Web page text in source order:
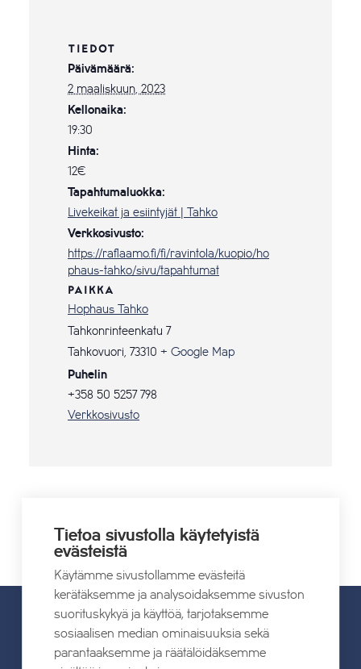
TIEDOT
Päivämäärä:
2 maaliskuun, 2023
Kellonaika:
19:30
Hinta:
12€
Tapahtumaluokka:
Livekeikat ja esiintyjät | Tahko
Verkkosivusto:
https://raflaamo.fi/fi/ravintola/kuopio/ho
phaus-tahko/sivu/tapahtumat
PAIKKA
Hophaus Tahko
Tahkonrinteenkatu 7
Tahkovuori, 73310 + Google Map
Puhelin
+358 50 5257 798
Verkkosivusto
Perhebingo
UUTISET
Tietoa sivustolla käytetyistä
evästeistä
Käytämme sivustollamme evästeitä
kerätäksemme ja analysoidaksemme sivuston
suorituskykyä ja käyttöä, tarjotaksemme
sosiaalisen median ominaisuuksia sekä
parantaaksemme ja räätälöidäksemme